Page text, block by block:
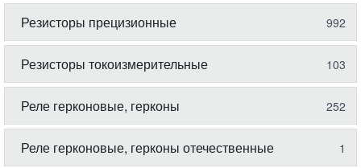
Резисторы прецизионные 992
Резисторы токоизмерительные 103
Реле герконовые, герконы 252
Реле герконовые, герконы отечественные 1